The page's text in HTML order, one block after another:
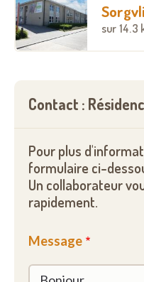
sur 14.3
Contact :
Pour plus
formulaire ci-
Un collaborateur
rapidement.
Message